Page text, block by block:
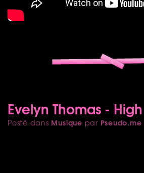
Evelyn Thomas -
Posté dans Musique par Pseudo.me